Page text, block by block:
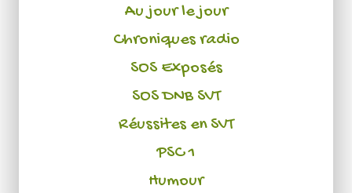
Au jour le jour
Chroniques radio
SOS Exposés
SOS DNB SVT
Réussites en SVT
PSC 1
Humour